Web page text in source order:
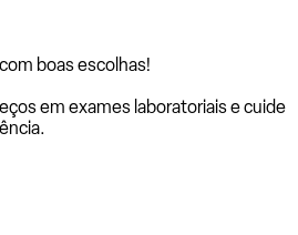
boas escolhas!
em exames laboratoriais e cuide